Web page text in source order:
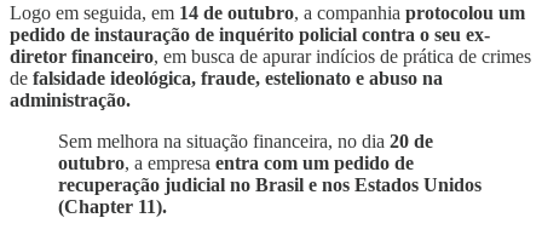
Logo em seguida, em 14 de outubro, a companhia protocolou um
pedido de instauração de inquérito policial contra o seu ex-
diretor financeiro, em busca de apurar indícios de prática de crimes
de falsidade ideológica, fraude, estelionato e abuso na
administração.
Sem melhora na situação financeira, no dia 20 de
outubro, a empresa entra com um pedido de
recuperação judicial no Brasil e nos Estados Unidos
(Chapter 11).